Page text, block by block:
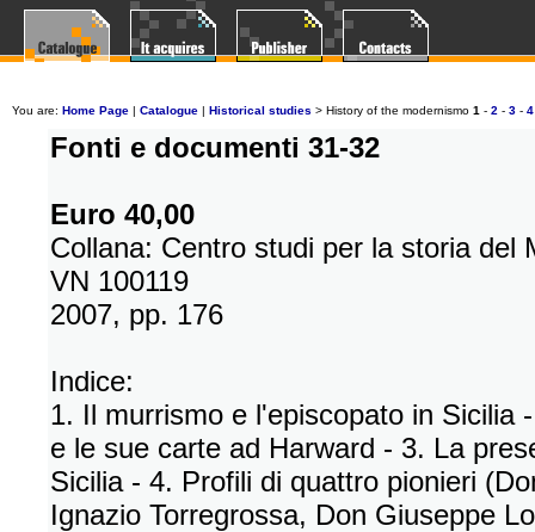
You are: Home Page | Catalogue | Historical studies > History of the modernismo 1 - 2 - 3 - 4
Fonti e documenti 31-32
Euro 40,00
Collana: Centro studi per la storia del
VN 100119
2007, pp. 176
Indice:
1. Il murrismo e l'episcopato in Sicilia
e le sue carte ad Harward - 3. La
Sicilia - 4. Profili di quattro pionieri
Ignazio Torregrossa, Don Giuseppe